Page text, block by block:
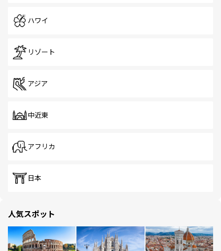
ハワイ
リゾート
アジア
中近東
アフリカ
日本
人気スポット